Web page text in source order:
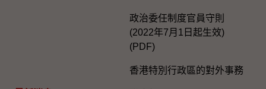
政治委任制度官員守則
(2022年7月1日起生效)
(PDF)
香港特別行政區的對外事務